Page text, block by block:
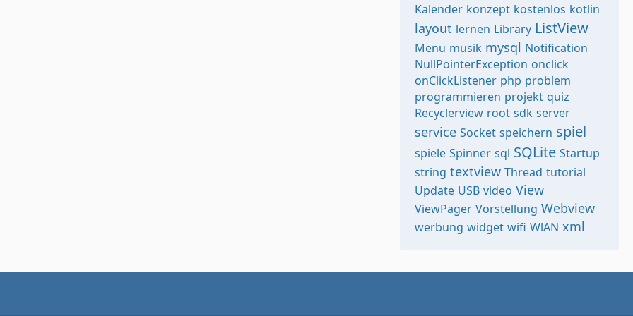
Kalender konzept kostenlos kotlin
layout lernen Library ListView
Menu musik mysql Notification
NullPointerException onclick
onClickListener php problem
programmieren projekt quiz
Recyclerview root sdk server
service Socket speichern spiel
spiele Spinner sql SQLite Startup
string textview Thread tutorial
Update USB video View
ViewPager Vorstellung Webview
werbung widget wifi WlAN xml